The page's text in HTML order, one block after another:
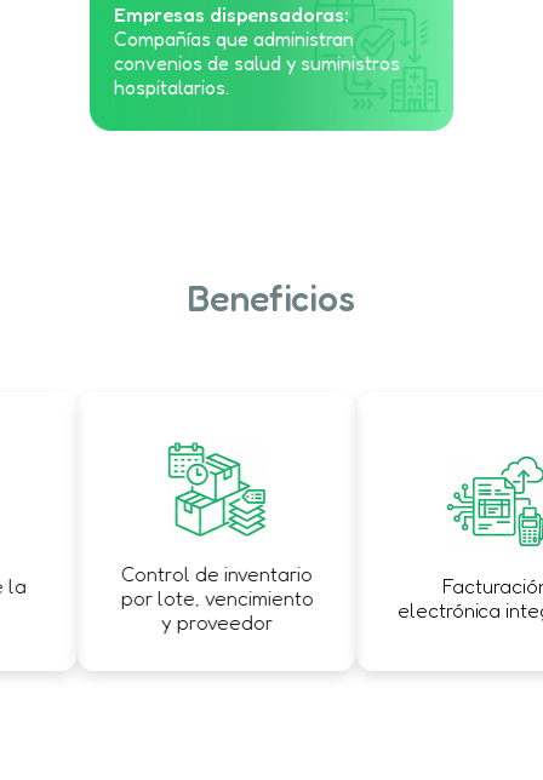
Empresas dispensadoras:
Compañías que administran
convenios de salud y suministros
hospitalarios.
Beneficios
Control de inventario
por lote, vencimiento
y proveedor
Facturación
electrónica